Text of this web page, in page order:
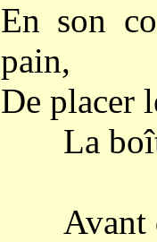
En son
pain,
De placer
La boîte
Avant